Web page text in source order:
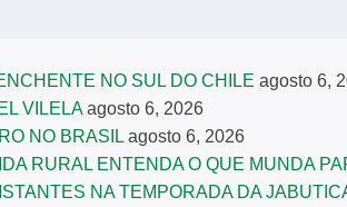
NO SUL DO CHILE agosto 6,
VILELA agosto 6, 2026
NO BRASIL agosto 6, 2026
RURAL ENTENDA O QUE MUNDA
NA TEMPORADA DA